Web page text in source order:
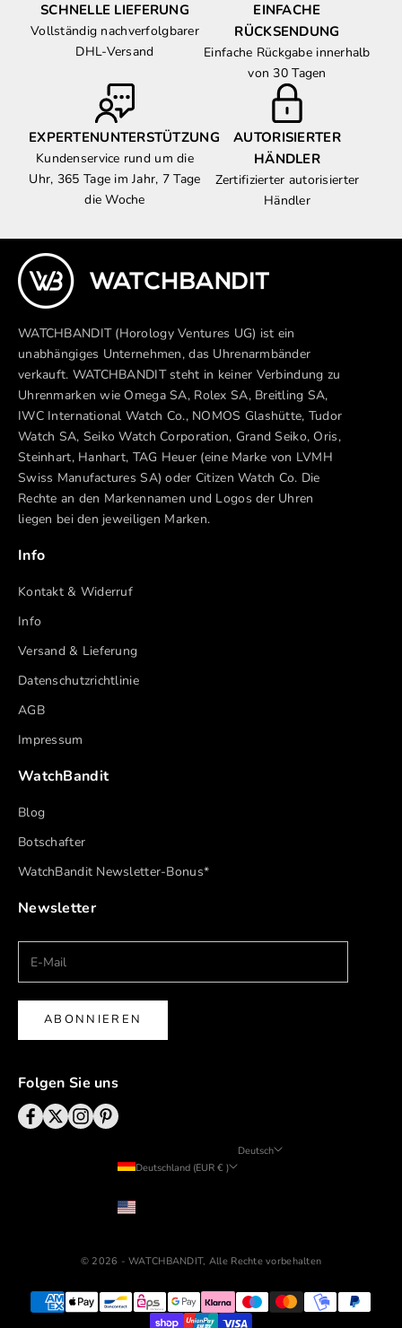
SCHNELLE LIEFERUNG
Vollständig nachverfolgbarer
DHL-Versand
EINFACHE
RÜCKSENDUNG
Einfache Rückgabe innerhalb
von 30 Tagen
EXPERTENUNTERSTÜTZUNG
Kundenservice rund um die
Uhr, 365 Tage im Jahr, 7 Tage
die Woche
AUTORISIERTER
HÄNDLER
Zertifizierter autorisierter
Händler
WATCHBANDIT (Horology Ventures UG) ist ein
unabhängiges Unternehmen, das Uhrenarmbänder
verkauft. WATCHBANDIT steht in keiner Verbindung zu
Uhrenmarken wie Omega SA, Rolex SA, Breitling SA,
IWC International Watch Co., NOMOS Glashütte, Tudor
Watch SA, Seiko Watch Corporation, Grand Seiko, Oris,
Steinhart, Hanhart, TAG Heuer (eine Marke von LVMH
Swiss Manufactures SA) oder Citizen Watch Co. Die
Rechte an den Markennamen und Logos der Uhren
liegen bei den jeweiligen Marken.
Info
Kontakt & Widerruf
Info
Versand & Lieferung
Datenschutzrichtlinie
AGB
Impressum
WatchBandit
Blog
Botschafter
WatchBandit Newsletter-Bonus*
Newsletter
ABONNIEREN
Folgen Sie uns
Deutschland (EUR € )
Deutsch
© 2026 - WATCHBANDIT, Alle Rechte vorbehalten